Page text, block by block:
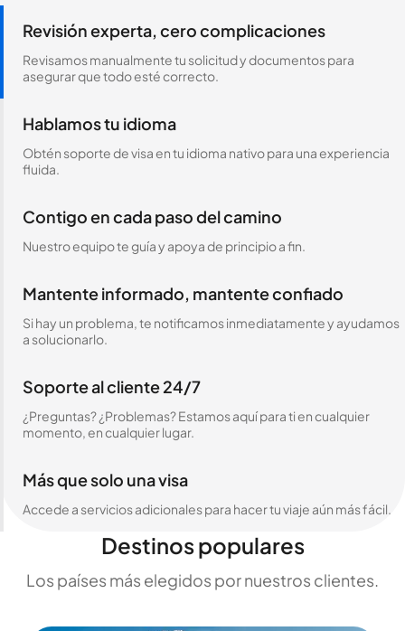
Revisión experta, cero complicaciones
Revisamos manualmente tu solicitud y documentos para
asegurar que todo esté correcto.
Hablamos tu idioma
Obtén soporte de visa en tu idioma nativo para una experiencia
fluida.
Contigo en cada paso del camino
Nuestro equipo te guía y apoya de principio a fin.
Mantente informado, mantente confiado
Si hay un problema, te notificamos inmediatamente y ayudamos
a solucionarlo.
Soporte al cliente 24/7
¿Preguntas? ¿Problemas? Estamos aquí para ti en cualquier
momento, en cualquier lugar.
Más que solo una visa
Accede a servicios adicionales para hacer tu viaje aún más fácil.
Destinos populares
Los países más elegidos por nuestros clientes.